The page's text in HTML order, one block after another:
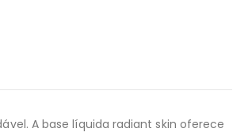
A base líquida radiant skin oferece